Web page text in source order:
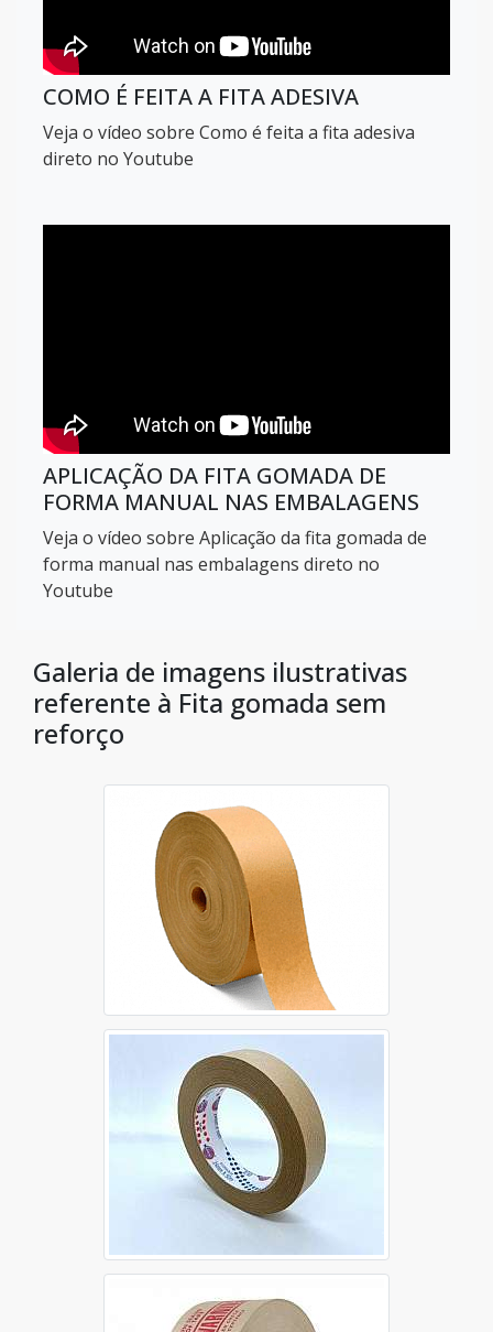
COMO É FEITA A FITA ADESIVA
Veja o vídeo sobre Como é feita a fita adesiva
direto no Youtube
APLICAÇÃO DA FITA GOMADA DE
FORMA MANUAL NAS EMBALAGENS
Veja o vídeo sobre Aplicação da fita gomada de
forma manual nas embalagens direto no
Youtube
Galeria de imagens ilustrativas
referente à Fita gomada sem
reforço